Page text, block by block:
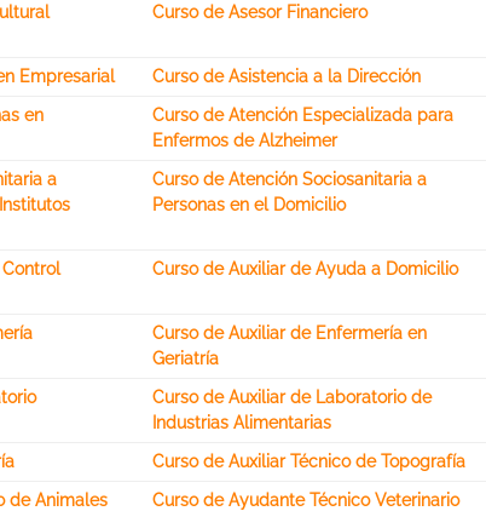
Curso de Asesor Financiero
Empresarial
Curso de Asistencia a la Dirección
en
Curso de Atención Especializada para
Enfermos de Alzheimer
a
Curso de Atención Sociosanitaria a
Personas en el Domicilio
Curso de Auxiliar de Ayuda a Domicilio
Curso de Auxiliar de Enfermería en
Geriatría
Curso de Auxiliar de Laboratorio de
Industrias Alimentarias
Curso de Auxiliar Técnico de Topografía
de Animales
Curso de Ayudante Técnico Veterinario